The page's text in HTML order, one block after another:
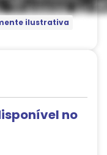
ilustrativa
no